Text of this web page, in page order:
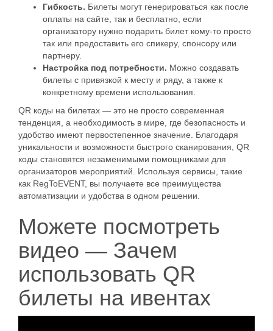
Гибкость. Билеты могут генерироваться как после
оплаты на сайте, так и бесплатно, если
организатору нужно подарить билет кому-то просто
так или предоставить его спикеру, спонсору или
партнеру.
Настройка под потребности. Можно создавать
билеты с привязкой к месту и ряду, а также к
конкретному времени использования.
QR коды на билетах — это не просто современная
тенденция, а необходимость в мире, где безопасность и
удобство имеют первостепенное значение. Благодаря
уникальности и возможности быстрого сканирования, QR
коды становятся незаменимыми помощниками для
организаторов мероприятий. Используя сервисы, такие
как RegToEVENT, вы получаете все преимущества
автоматизации и удобства в одном решении.
Можете посмотреть
видео — Зачем
использовать QR
билеты на ивентах